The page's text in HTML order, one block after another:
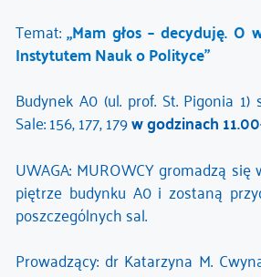
Temat:„Mam głos – decyduję. O
Instytutem Nauk o Polityce”
Budynek A0 (ul. prof. St. Pigonia 1)
Sale: 156, 177, 179w godzinach
UWAGA: MUROWCY gromadzą
piętrze budynku A0 i zostaną
poszczególnych sal.
Prowadzący: dr Katarzyna M.